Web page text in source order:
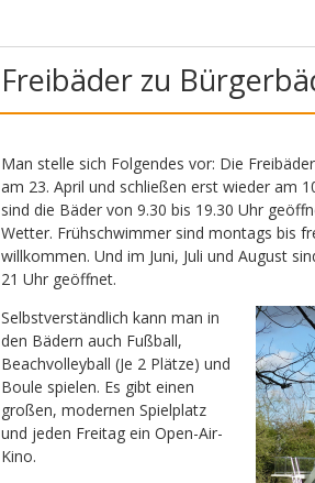
Freibäder zu
Man stelle sich Folgendes vor: Die
am 23. April und schließen erst wieder am
sind die Bäder von 9.30 bis 19.30 Uhr
Wetter. Frühschwimmer sind montags bis
willkommen. Und im Juni, Juli und August
21 Uhr geöffnet.
Selbstverständlich kann man in
den Bädern auch Fußball,
Beachvolleyball (Je 2 Plätze) und
Boule spielen. Es gibt einen
großen, modernen Spielplatz
und jeden Freitag ein Open-Air-
Kino.